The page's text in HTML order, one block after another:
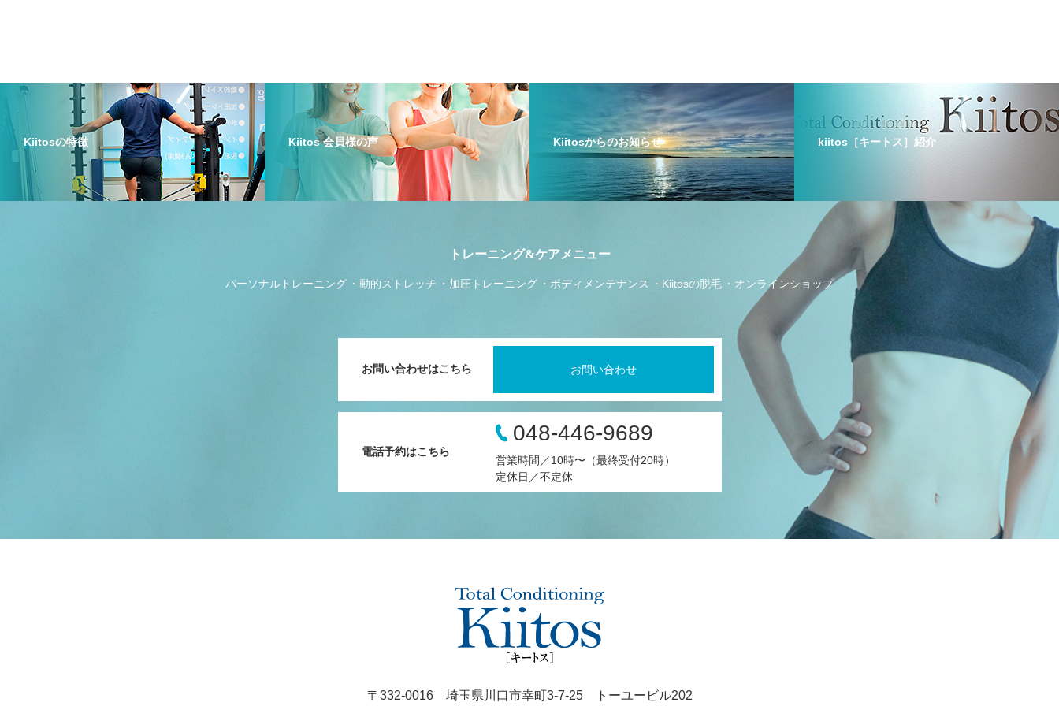
Kiitosの特徴 Kiitos 会員様の声 Kiitosからのお知らせ kiitos［キートス］紹介
トレーニング&ケアメニュー
パーソナルトレーニング 動的ストレッチ 加圧トレーニング ボディメンテナンス Kiitosの脱毛 オンラインショップ
お問い合わせはこちら お問い合わせ
電話予約はこちら
048-446-9689
営業時間／10時〜（最終受付20時）
定休日／不定休
〒332-0016 埼玉県川口市幸町3-7-25 トーユービル202